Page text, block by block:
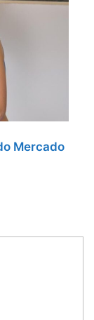
Mercado